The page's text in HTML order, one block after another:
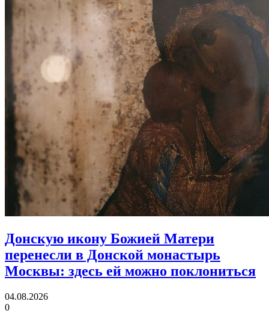
Донскую икону Божией Матери
перенесли в Донской монастырь
Москвы: здесь ей можно поклониться
04.08.2026
0